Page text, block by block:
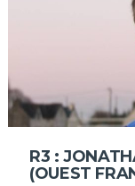
R3 :
(OUEST